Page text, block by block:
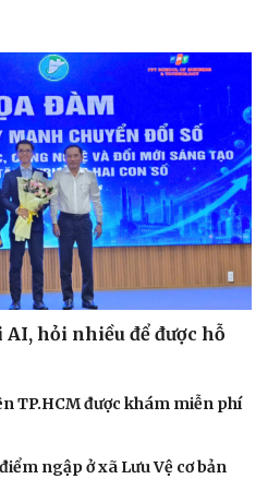
Đọc truyện đêm
hỏi nhiều để được hỗ
TP.HCM được khám miễn phí
ngập ở xã Lưu Vệ cơ bản